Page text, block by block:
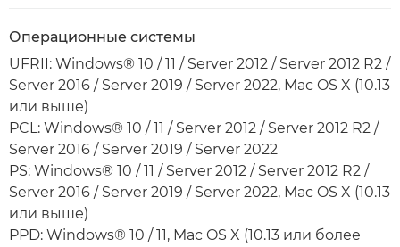
Операционные системы
UFRII: Windows® 10 / 11 / Server 2012 / Server 2012 R2 /
Server 2016 / Server 2019 / Server 2022, Mac OS X (10.13
или выше)
PCL: Windows® 10 / 11 / Server 2012 / Server 2012 R2 /
Server 2016 / Server 2019 / Server 2022
PS: Windows® 10 / 11 / Server 2012 / Server 2012 R2 /
Server 2016 / Server 2019 / Server 2022, Mac OS X (10.13
или выше)
PPD: Windows® 10 / 11, Mac OS X (10.13 или более